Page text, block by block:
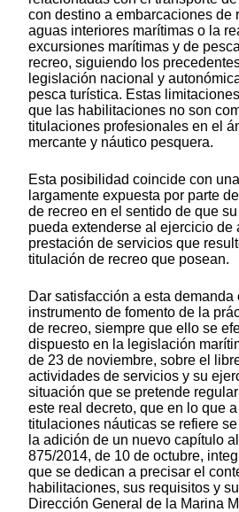
con destino a embarcaciones de
aguas interiores marítimas o la
excursiones marítimas y de
recreo, siguiendo los
legislación nacional y
pesca turística. Estas
que las habilitaciones no son
titulaciones profesionales en el
mercante y náutico pesquera.
Esta posibilidad coincide con
largamente expuesta por parte
de recreo en el sentido de que
pueda extenderse al ejercicio de
prestación de servicios que
titulación de recreo que posean.
Dar satisfacción a esta
instrumento de fomento de la
de recreo, siempre que ello se
dispuesto en la legislación
de 23 de noviembre, sobre el
actividades de servicios y su
situación que se pretende
este real decreto, que en lo que
titulaciones náuticas se refiere
la adición de un nuevo capítulo
875/2014, de 10 de octubre,
que se dedican a precisar el
habilitaciones, sus requisitos y
Dirección General de la Marina